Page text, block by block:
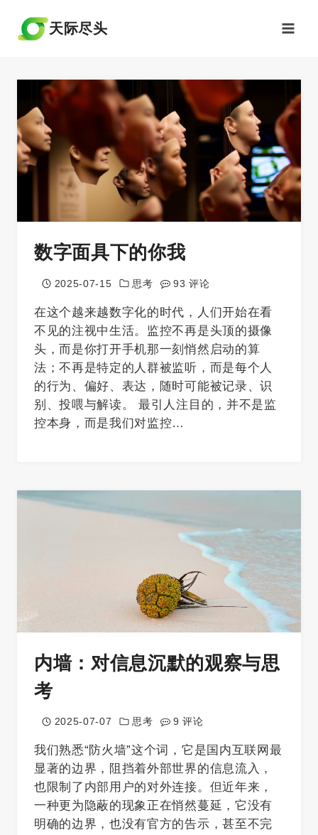
天际尽头
数字面具下的你我
2025-07-15 思考 93 评论
在这个越来越数字化的时代，人们开始在看
不见的注视中生活。监控不再是头顶的摄像
头，而是你打开手机那一刻悄然启动的算
法；不再是特定的人群被监听，而是每个人
的行为、偏好、表达，随时可能被记录、识
别、投喂与解读。 最引人注目的，并不是监
控本身，而是我们对监控…
内墙：对信息沉默的观察与思
考
2025-07-07 思考 9 评论
我们熟悉“防火墙”这个词，它是国内互联网最
显著的边界，阻挡着外部世界的信息流入，
也限制了内部用户的对外连接。但近年来，
一种更为隐蔽的现象正在悄然蔓延，它没有
明确的边界，也没有官方的告示，甚至不完